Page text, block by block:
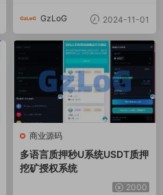
GzLoG 2024-11-01
商业源码
多语言质押秒U系统USDT质押
挖矿授权系统
2000